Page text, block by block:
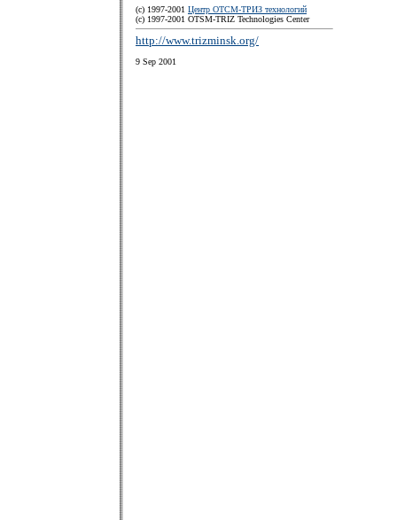
(c) 1997-2001 Центр ОТСМ-ТРИЗ технологий
(с) 1997-2001 OTSM-TRIZ Technologies Center
http://www.trizminsk.org/
9 Sep 2001